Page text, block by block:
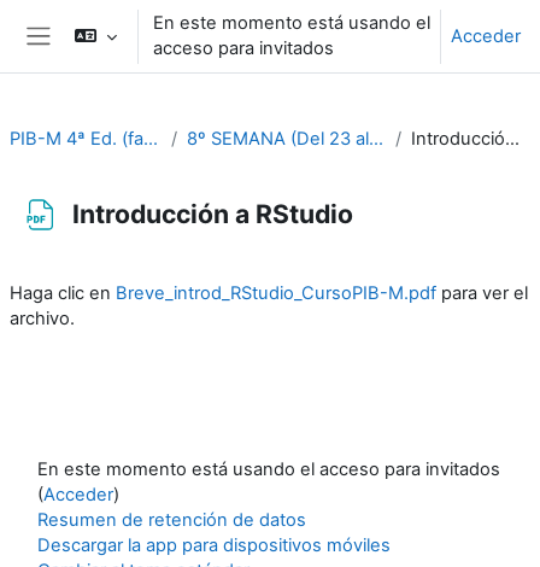
Salta al contenido principal
Panel lateral
En este momento está usando el
acceso para invitados
Acceder
PIB-M 4ª Ed. (fase práctica) 8º SEMANA (Del 23 al 27 de octubre) Introducción a RStudio
Introducción a RStudio
Haga clic en Breve_introd_RStudio_CursoPIB-M.pdf para ver el
archivo.
En este momento está usando el acceso para invitados
(Acceder)
Resumen de retención de datos
Descargar la app para dispositivos móviles